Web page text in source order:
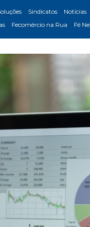
Sindicatos Notícias
Fecomércio na Rua Fé